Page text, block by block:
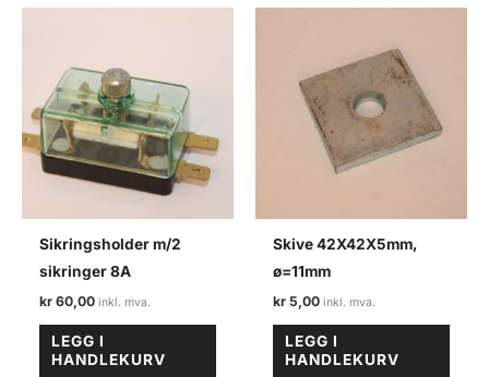
Sikringsholder m/2
sikringer 8A
kr 60,00
LEGG I
HANDLEKURV
Skive 42X42X5mm,
ø=11mm
kr 5,00
LEGG I
HANDLEKURV